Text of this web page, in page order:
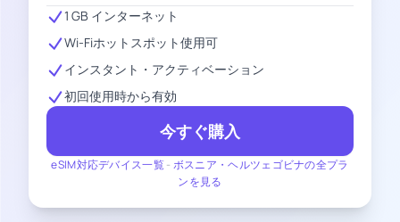
eSIM対応デバイス一覧- ボスニア・ヘルツェゴビナの全プラ
ンを見る
1 GB インターネット
Wi-Fiホットスポット使用可
インスタント・アクティベーション
初回使用時から有効
今すぐ購入